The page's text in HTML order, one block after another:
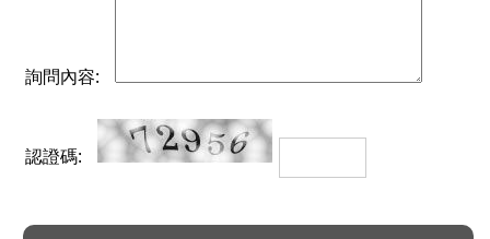
詢問內容:
認證碼: